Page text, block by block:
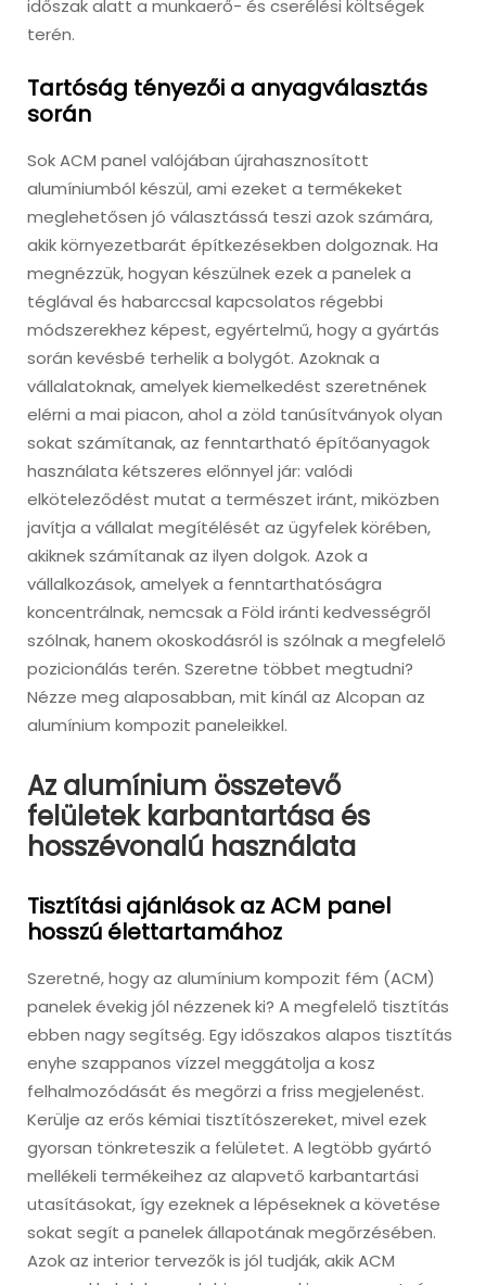
időszak alatt a munkaerő- és cserélési költségek
terén.
Tartóság tényezői a anyagválasztás
során
Sok ACM panel valójában újrahasznosított
alumíniumból készül, ami ezeket a termékeket
meglehetősen jó választássá teszi azok számára,
akik környezetbarát építkezésekben dolgoznak. Ha
megnézzük, hogyan készülnek ezek a panelek a
téglával és habarccsal kapcsolatos régebbi
módszerekhez képest, egyértelmű, hogy a gyártás
során kevésbé terhelik a bolygót. Azoknak a
vállalatoknak, amelyek kiemelkedést szeretnének
elérni a mai piacon, ahol a zöld tanúsítványok olyan
sokat számítanak, az fenntartható építőanyagok
használata kétszeres előnnyel jár: valódi
elköteleződést mutat a természet iránt, miközben
javítja a vállalat megítélését az ügyfelek körében,
akiknek számítanak az ilyen dolgok. Azok a
vállalkozások, amelyek a fenntarthatóságra
koncentrálnak, nemcsak a Föld iránti kedvességről
szólnak, hanem okoskodásról is szólnak a megfelelő
pozicionálás terén. Szeretne többet megtudni?
Nézze meg alaposabban, mit kínál az Alcopan az
alumínium kompozit paneleikkel.
Az alumínium összetevő
felületek karbantartása és
hosszévonalú használata
Tisztítási ajánlások az ACM panel
hosszú élettartamához
Szeretné, hogy az alumínium kompozit fém (ACM)
panelek évekig jól nézzenek ki? A megfelelő tisztítás
ebben nagy segítség. Egy időszakos alapos tisztítás
enyhe szappanos vízzel meggátolja a kosz
felhalmozódását és megőrzi a friss megjelenést.
Kerülje az erős kémiai tisztítószereket, mivel ezek
gyorsan tönkreteszik a felületet. A legtöbb gyártó
mellékeli termékeihez az alapvető karbantartási
utasításokat, így ezeknek a lépéseknek a követése
sokat segít a panelek állapotának megőrzésében.
Azok az interior tervezők is jól tudják, akik ACM